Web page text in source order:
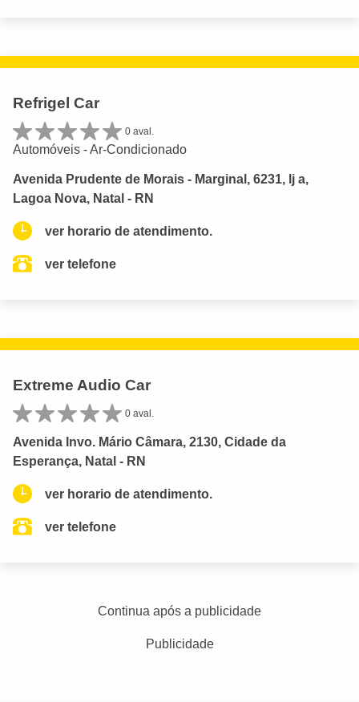
Refrigel Car
0 aval.
Automóveis - Ar-Condicionado
Avenida Prudente de Morais - Marginal, 6231, lj a,
Lagoa Nova, Natal - RN
ver horario de atendimento.
ver telefone
Extreme Audio Car
0 aval.
Avenida Invo. Mário Câmara, 2130, Cidade da
Esperança, Natal - RN
ver horario de atendimento.
ver telefone
Continua após a publicidade
Publicidade